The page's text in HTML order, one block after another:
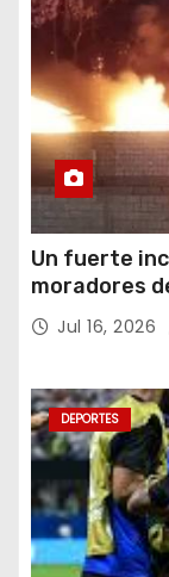
Un fuerte
moradores
noche del
Jul 16, 2026
DEPORTES